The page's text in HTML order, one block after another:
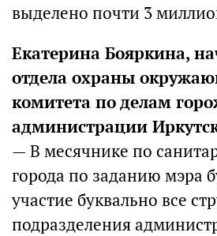
выделено почти 3
Екатерина Бояркина,
отдела охраны
комитета по делам
администрации
— В месячнике по
города по заданию мэра
участие буквально все
подразделения